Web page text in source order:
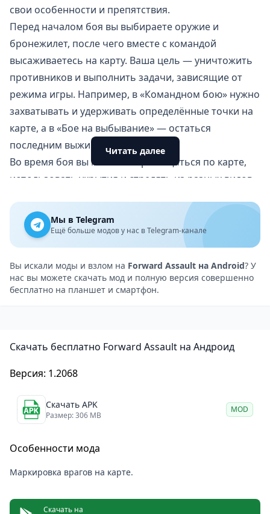
свои особенности и препятствия.
Перед началом боя вы выбираете оружие и
бронежилет, после чего вместе с командой
высаживаетесь на карту. Ваша цель — уничтожить
противников и выполнить задачи, зависящие от
режима игры. Например, в «Командном бою» нужно
захватывать и удерживать определённые точки на
карте, а в «Бое на выбывание» — остаться
последним выжившим на поле боя.
Во время боя вы можете перемещаться по карте,
использовать укрытия и стрелять из разных видов
снайперских винтовок. Также можно бросать
гранаты и использовать специальные устройства
для уничтожения противников и выполнения задач.
В игре можно покупать и улучшать оружие и
бронежилеты за заработанные в боях деньги.
Кроме того, есть система рангов и достижений,
Графика и звук
реалистичном стиле, что делает её идеальным
выбором для шутера от первого лица. Модели
персонажей и оружия детально проработаны, что
поведением персонажа и его экипировки.
Звуковое сопровождение игры также на высоком
создают атмосферу настоящего боя.
Читать далее
Мы в Telegram
Ещё больше модов у нас в Telegram-канале
Вы искали моды и взлом на Forward Assault на Android? У
нас вы можете скачать мод и полную версия совершенно
бесплатно на планшет и смартфон.
Скачать бесплатно Forward Assault на Андроид
Версия: 1.2068
Скачать APK
Размер: 306 MB
MOD
Особенности мода
Маркировка врагов на карте.
Скачать на